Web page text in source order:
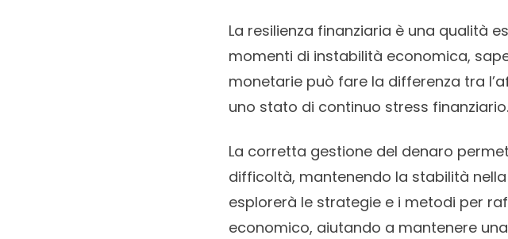
La resilienza finanziaria è una qualità
momenti di instabilità economica,
monetarie può fare la differenza tra
uno stato di continuo stress finanziario.
La corretta gestione del denaro
difficoltà, mantenendo la stabilità
esplorerà le strategie e i metodi per
economico, aiutando a mantenere